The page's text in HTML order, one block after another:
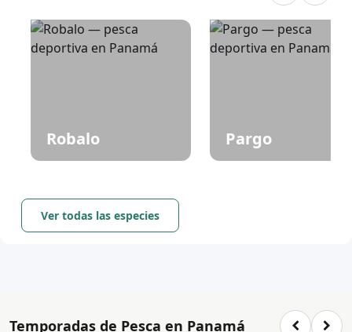
Robalo Pargo
Ver todas las especies
Temporadas de Pesca en Panamá